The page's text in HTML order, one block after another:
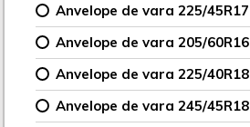
Anvelope de vara 225/45R17
Anvelope de vara 205/60R16
Anvelope de vara 225/40R18
Anvelope de vara 245/45R18